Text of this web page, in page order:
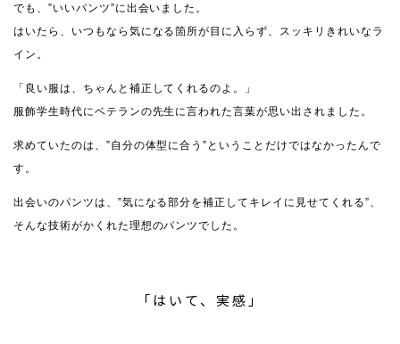
でも、”いいパンツ”に出会いました。
はいたら、いつもなら気になる箇所が目に入らず、スッキリきれいなラ
イン。
「良い服は、ちゃんと補正してくれるのよ。」
服飾学生時代にベテランの先生に言われた言葉が思い出されました。
求めていたのは、”自分の体型に合う”ということだけではなかったんで
す。
出会いのパンツは、”気になる部分を補正してキレイに見せてくれる”、
そんな技術がかくれた理想のパンツでした。
「はいて、実感」